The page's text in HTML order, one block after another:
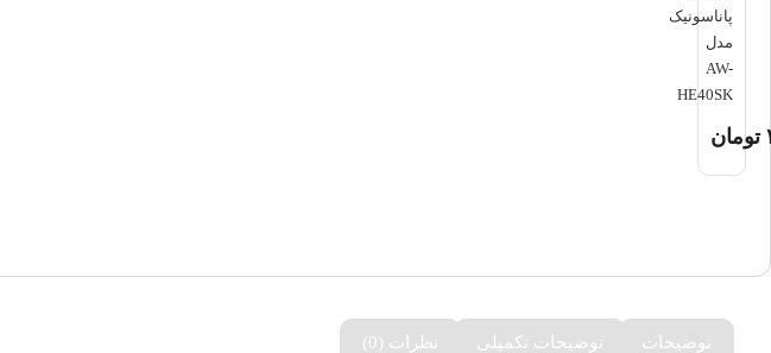
پاناسونیک
مدل
AW-
HE40SK
تومان
توضیحات توضیحات تکمیلی نظرات (0)